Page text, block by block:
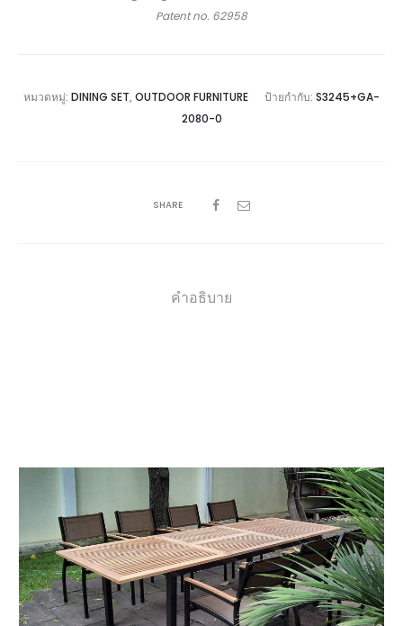
Patent no. 62958
หมวดหมู่: DINING SET, OUTDOOR FURNITURE ป้ายกำกับ: S3245+GA-
2080-0
SHARE
คำอธิบาย